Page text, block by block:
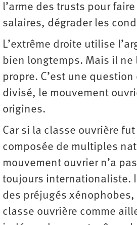
l’arme des trusts pour
salaires, dégrader les
L’extrême droite utilise
bien longtemps. Mais il ne
propre. C’est une
divisé, le mouvement
origines.
Car si la classe ouvrière fut
composée de multiples
mouvement ouvrier n’a
toujours internationaliste.
des préjugés
classe ouvrière comme